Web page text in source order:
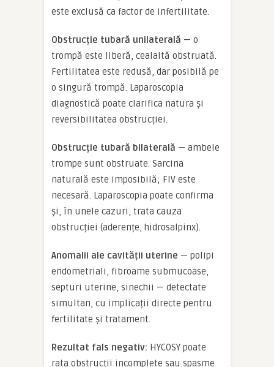
este exclusă ca factor de infertilitate.
Obstrucție tubară unilaterală — o
trompă este liberă, cealaltă obstruată.
Fertilitatea este redusă, dar posibilă pe
o singură trompă. Laparoscopia
diagnostică poate clarifica natura și
reversibilitatea obstrucției.
Obstrucție tubară bilaterală — ambele
trompe sunt obstruate. Sarcina
naturală este imposibilă; FIV este
necesară. Laparoscopia poate confirma
și, în unele cazuri, trata cauza
obstrucției (aderențe, hidrosalpinx).
Anomalii ale cavității uterine — polipi
endometriali, fibroame submucoase,
septuri uterine, sinechii — detectate
simultan, cu implicații directe pentru
fertilitate și tratament.
Rezultat fals negativ: HYCOSY poate
rata obstrucții incomplete sau spasme